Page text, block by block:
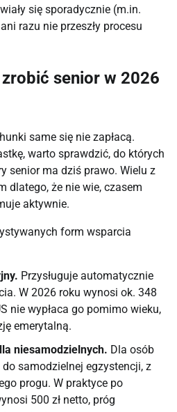
się sporadycznie (m.in.
razu nie przeszły procesu
senior w 2026
same się nie zapłacą.
warto sprawdzić, do których
senior ma dziś prawo. Wielu z
dlatego, że nie wie, czasem
aktywnie.
form wsparcia
Przysługuje automatycznie
W 2026 roku wynosi ok. 348
nie wypłaca go pomimo wieku,
emerytalną.
niesamodzielnych. Dla osób
samodzielnej egzystencji, z
progu. W praktyce po
500 zł netto, próg